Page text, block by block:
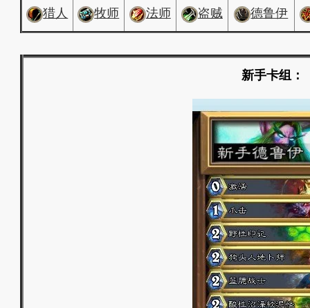
猎人 牧师 法师 盗贼 德鲁伊
新手卡组：